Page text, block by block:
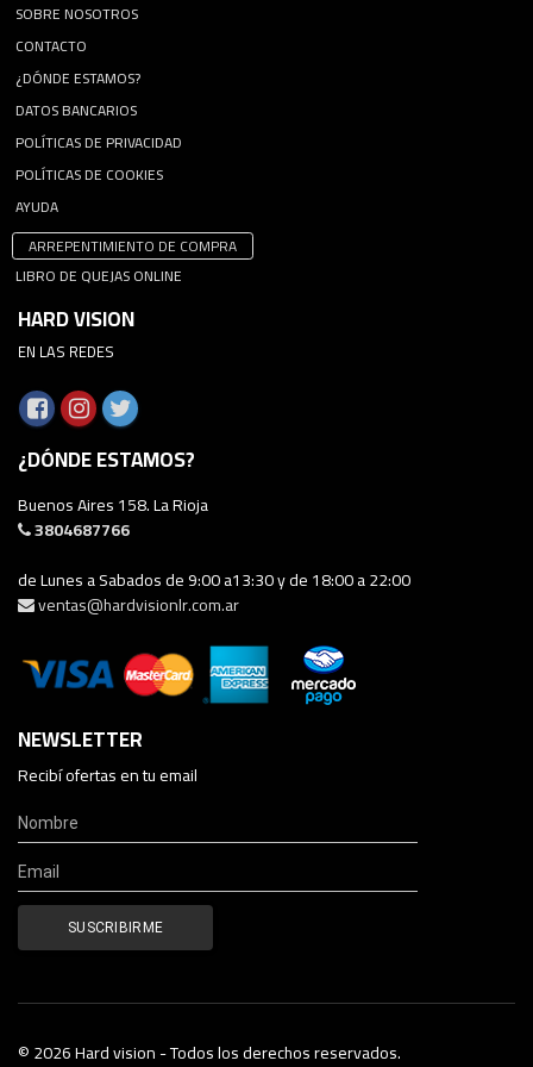
SOBRE NOSOTROS
CONTACTO
¿DÓNDE ESTAMOS?
DATOS BANCARIOS
POLÍTICAS DE PRIVACIDAD
POLÍTICAS DE COOKIES
AYUDA
ARREPENTIMIENTO DE COMPRA
LIBRO DE QUEJAS ONLINE
HARD VISION
EN LAS REDES
¿DÓNDE ESTAMOS?
Buenos Aires 158. La Rioja
3804687766
de Lunes a Sabados de 9:00 a13:30 y de 18:00 a 22:00
ventas@hardvisionlr.com.ar
NEWSLETTER
Recibí ofertas en tu email
© 2026 Hard vision - Todos los derechos reservados.